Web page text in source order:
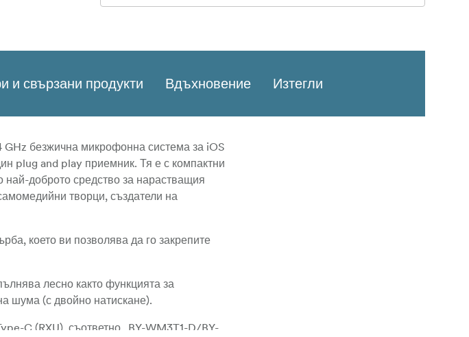
и свързани продукти Вдъхновение Изтегли
безжична микрофонна система за iOS
plug and play приемник. Тя е с компактни
най-доброто средство за нарастващия
творци, създатели на
което ви позволява да го закрепите
лесно както функцията за
шума (с двойно натискане).
C (RXU), съответно „BY-WM3T1-D/BY-